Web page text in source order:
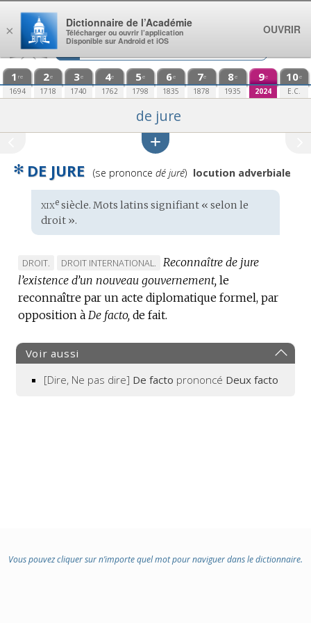
Aller au contenu
1 re
1694
2e
1718
3e
1740
4e
1762
5e
1798
6e
1835
7e
1878
8e
1935
9e
2024
10e
E.C.
de jure
✻ DE JURE
Prononciation
(se prononce dé juré) locution adverbiale
Étymologie
:
xixesiècle. Mots latins signifiant « selon le
droit ».
MARQUE
DE
DOMAINE
:
DROIT.
MARQUE
DE
DOMAINE
:
DROIT INTERNATIONAL.
Reconnaître de jure
l’existence d’un nouveau gouvernement, le
reconnaître par un acte diplomatique formel, par
opposition à De facto, de fait.
Voir aussi
[Dire, Ne pas dire] De facto prononcé Deux facto
Vous pouvez cliquer sur n’importe quel mot pour naviguer dans le dictionnaire.
×
Dictionnaire de l’Académie
Télécharger ou ouvrir l’application
Disponible sur Android et iOS
OUVRIR